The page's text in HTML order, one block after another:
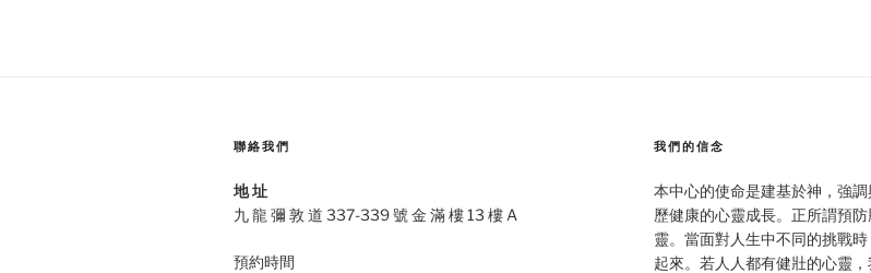
聯絡我們
地 址
九 龍 彌 敦 道 337-339 號 金 滿 樓 13 樓 A
預約時間
我們的信念
本中心的使命是建基於神，強
歷健康的心靈成長。正所謂預
靈。當面對人生中不同的挑戰
起來。若人人都有健壯的心靈，